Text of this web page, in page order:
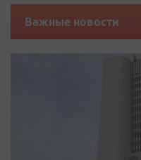
Важные новости